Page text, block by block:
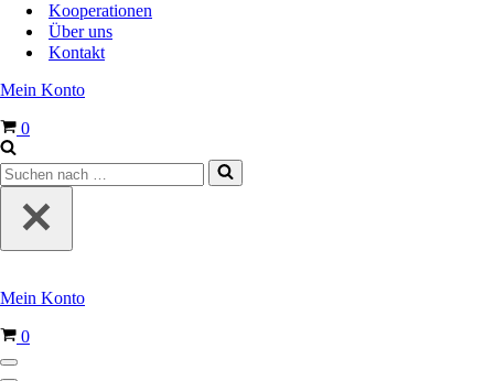
Kooperationen
Über uns
Kontakt
Mein Konto
Warenkorb
0
Suchen
nach …
Mein Konto
Warenkorb
0
Navigationsmenü